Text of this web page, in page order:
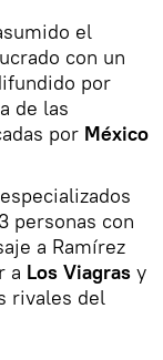
el
con un
por
de las
por México
personas con
a Ramírez
a Los Viagras y
rivales del